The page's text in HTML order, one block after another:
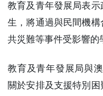
教育及青年發展局表
生，將通過與民間機
共災難等事件受影響的
教育及青年發展局與
關於安排及支援特別